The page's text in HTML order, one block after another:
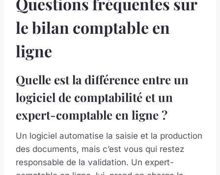
le bilan comptable en
ligne
Quelle est la différence entre un
logiciel de comptabilité et un
expert-comptable en ligne ?
Un logiciel automatise la saisie et la production
des documents, mais c’est vous qui restez
responsable de la validation. Un expert-